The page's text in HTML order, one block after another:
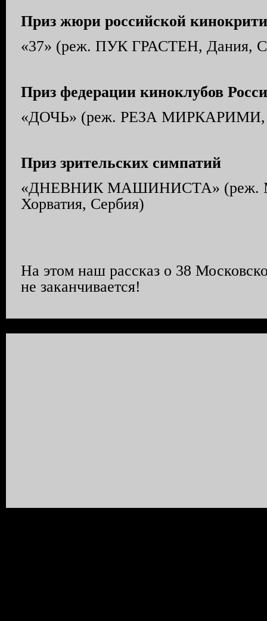
Приз жюри российской
«37» (реж. ПУК ГРАСТЕН, Дания,
Приз федерации киноклубов
«ДОЧЬ» (реж. РЕЗА МИРКАРИМИ,
Приз зрительских симпатий
«ДНЕВНИК МАШИНИСТА»
Хорватия, Сербия)
На этом наш рассказ о 38
не заканчивается!